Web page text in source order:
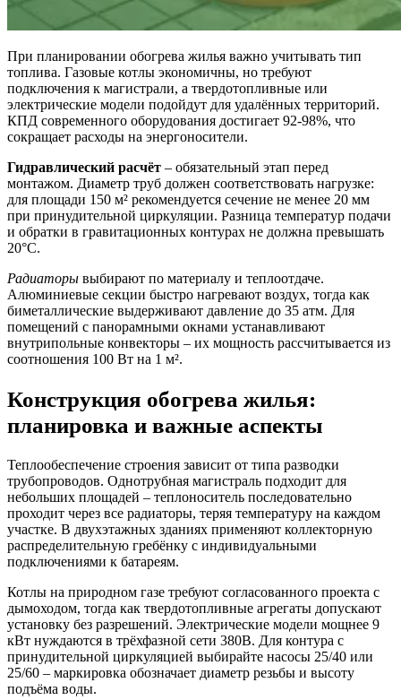
При планировании обогрева жилья важно учитывать тип
топлива. Газовые котлы экономичны, но требуют
подключения к магистрали, а твердотопливные или
электрические модели подойдут для удалённых территорий.
КПД современного оборудования достигает 92-98%, что
сокращает расходы на энергоносители.
Гидравлический расчёт – обязательный этап перед
монтажом. Диаметр труб должен соответствовать нагрузке:
для площади 150 м² рекомендуется сечение не менее 20 мм
при принудительной циркуляции. Разница температур подачи
и обратки в гравитационных контурах не должна превышать
20°C.
Радиаторы выбирают по материалу и теплоотдаче.
Алюминиевые секции быстро нагревают воздух, тогда как
биметаллические выдерживают давление до 35 атм. Для
помещений с панорамными окнами устанавливают
внутрипольные конвекторы – их мощность рассчитывается из
соотношения 100 Вт на 1 м².
Конструкция обогрева жилья:
планировка и важные аспекты
Теплообеспечение строения зависит от типа разводки
трубопроводов. Однотрубная магистраль подходит для
небольших площадей – теплоноситель последовательно
проходит через все радиаторы, теряя температуру на каждом
участке. В двухэтажных зданиях применяют коллекторную
распределительную гребёнку с индивидуальными
подключениями к батареям.
Котлы на природном газе требуют согласованного проекта с
дымоходом, тогда как твердотопливные агрегаты допускают
установку без разрешений. Электрические модели мощнее 9
кВт нуждаются в трёхфазной сети 380В. Для контура с
принудительной циркуляцией выбирайте насосы 25/40 или
25/60 – маркировка обозначает диаметр резьбы и высоту
подъёма воды.